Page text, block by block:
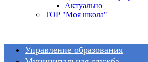
Актуально
ТОР "Моя школа"
Управление образования